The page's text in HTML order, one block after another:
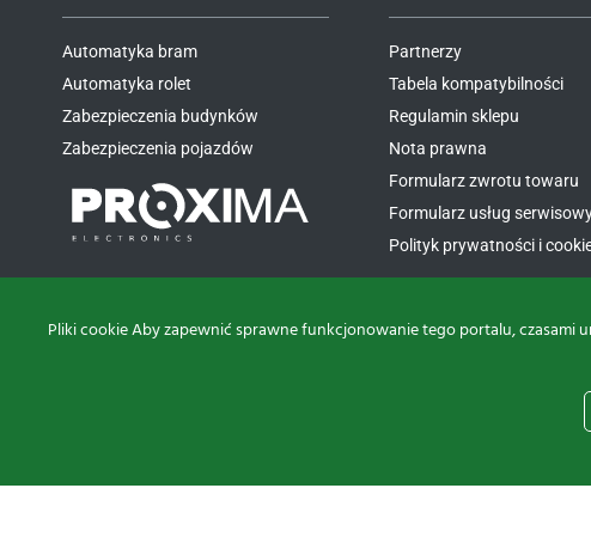
Automatyka bram
Automatyka rolet
Zabezpieczenia budynków
Zabezpieczenia pojazdów
Partnerzy
Tabela kompatybilności
Regulamin sklepu
Nota prawna
Formularz zwrotu towaru
Formularz usług
Polityk prywatności i
Pliki cookie Aby zapewnić sprawne funkcjonowanie tego portalu, czasami